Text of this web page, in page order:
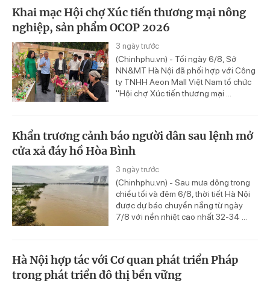
Khai mạc Hội chợ Xúc tiến thương mại nông
nghiệp, sản phẩm OCOP 2026
3 ngày trước
(Chinhphu.vn) - Tối ngày 6/8, Sở
NN&MT Hà Nội đã phối hợp với Công
ty TNHH Aeon Mall Việt Nam tổ chức
"Hội chợ Xúc tiến thương mại ...
Khẩn trương cảnh báo người dân sau lệnh mở
cửa xả đáy hồ Hòa Bình
3 ngày trước
(Chinhphu.vn) - Sau mưa dông trong
chiều tối và đêm 6/8, thời tiết Hà Nội
được dự báo chuyển nắng từ ngày
7/8 với nền nhiệt cao nhất 32-34 ...
Hà Nội hợp tác với Cơ quan phát triển Pháp
trong phát triển đô thị bền vững